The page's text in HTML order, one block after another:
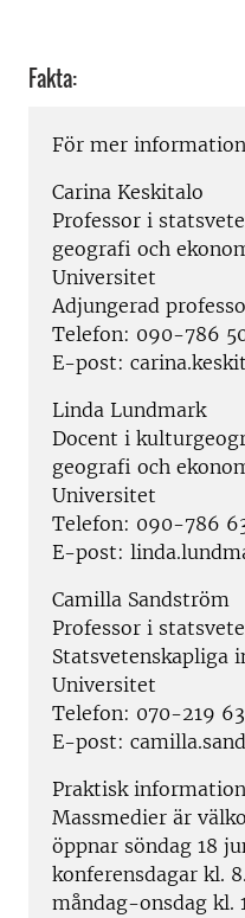
Fakta:
För mer
Carina Keskitalo
Professor i
geografi och
Universitet
Adjungerad
Telefon: 090-786
E-post:
Linda Lundmark
Docent i
geografi och
Universitet
Telefon: 090-786
E-post:
Camilla Sandström
Professor i
Statsvetenskapliga
Universitet
Telefon: 070-219
E-post:
Praktisk
Massmedier är
öppnar söndag 18
konferensdagar kl.
måndag-onsdag kl.